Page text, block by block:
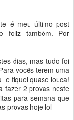
é meu último post
feliz também. Por
dias, mas tudo foi
vocês terem uma
e fiquei quase louca!
fazer 2 provas neste
para semana que
provas hoje lol